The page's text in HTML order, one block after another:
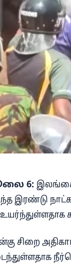
6:
இரண்டு
சிறை